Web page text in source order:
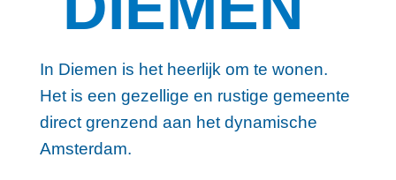
In Diemen is het heerlijk om te wonen.
Het is een gezellige en rustige gemeente
direct grenzend aan het dynamische
Amsterdam.